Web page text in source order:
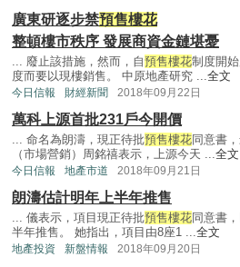
廣東研逐步禁預售樓花
整頓樓市秩序 發展商資金鏈堪憂
... 廢止該措施，然而，自預售樓花制度開
度而要以現樓銷售。 中原地產研究 ...全文
今日信報 財經新聞 2018年09月22日
萬科上源首批231戶今開價
... 命名為朗濤，現正待批預售樓花同意書
（市場營銷）周銘禧表示，上源今天 ...全文
今日信報 地產市道 2018年09月21日
朗濤估計明年上半年推售
... 儀表示，項目現正待批預售樓花同意書
半年推售。 她指出，項目由8座1 ...全文
地產投資 新盤情報 2018年09月20日